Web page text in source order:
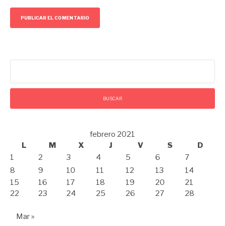
febrero 2021
L
M X J V S
D
1
2 3 4 5 6
7
8
9 10 11 12 13
14
15
16 17 18 19 20
21
22
23 24 25 26 27 28
Mar »